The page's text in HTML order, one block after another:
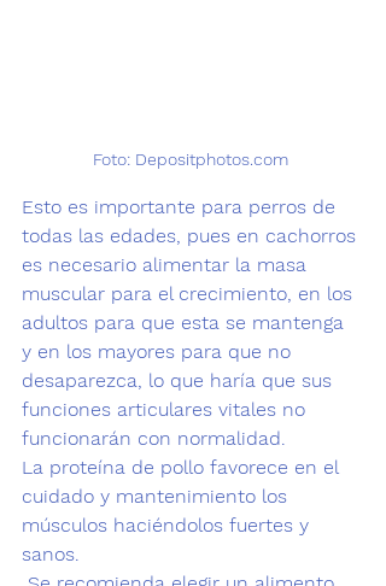
Foto: Depositphotos.com
Esto es importante para perros de
todas las edades, pues en cachorros
es necesario alimentar la masa
muscular para el crecimiento, en los
adultos para que esta se mantenga
y en los mayores para que no
desaparezca, lo que haría que sus
funciones articulares vitales no
funcionarán con normalidad.
La proteína de pollo favorece en el
cuidado y mantenimiento los
músculos haciéndolos fuertes y
sanos.